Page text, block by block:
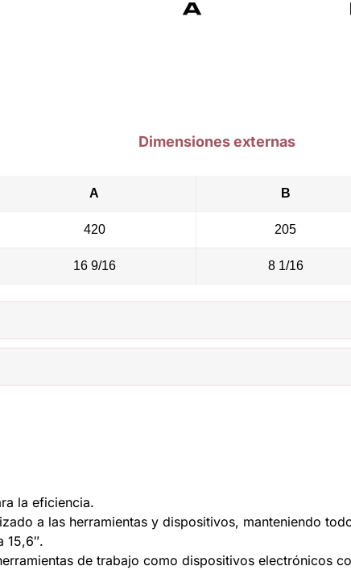
Dimensiones externas
A B
420 205
16 9/16 8 1/16
la eficiencia.
a las herramientas y dispositivos, manteniendo
15,6″.
de trabajo como dispositivos electrónicos